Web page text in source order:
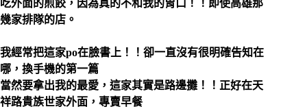
吃外面的煎餃，因為真的不和我的胃口！！即使高雄那
幾家排隊的店。
我經常把這家po在臉書上！！卻一直沒有很明確告知在
哪，換手機的第一篇
當然要拿出我的最愛，這家其實是路邊攤！！正好在天
祥路貴族世家外面，專賣早餐